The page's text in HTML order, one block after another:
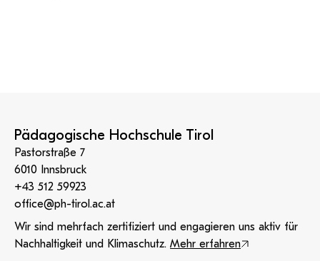
Pädagogische Hochschule Tirol
Pastorstraße 7
6010 Innsbruck
+43 512 59923
office@ph-tirol.ac.at
Wir sind mehrfach zertifiziert und engagieren uns aktiv für
Nachhaltigkeit und Klimaschutz. Mehr erfahren